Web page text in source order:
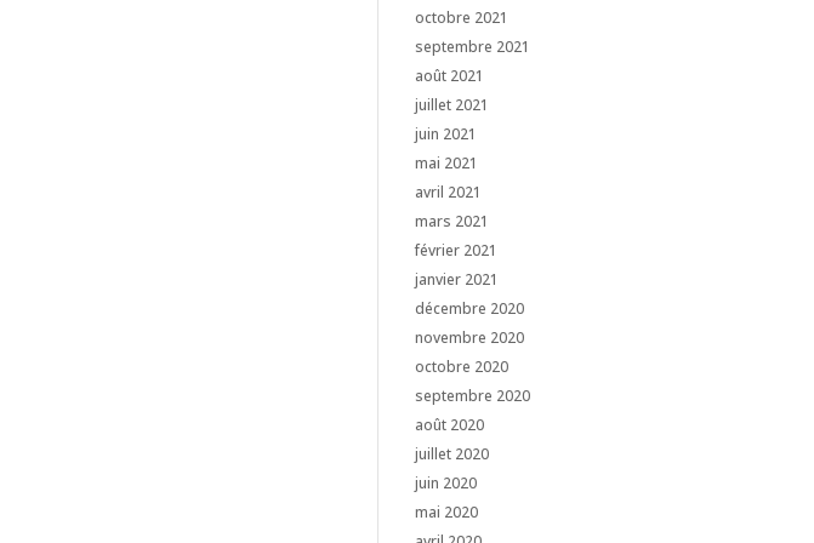
octobre 2021
septembre 2021
août 2021
juillet 2021
juin 2021
mai 2021
avril 2021
mars 2021
février 2021
janvier 2021
décembre 2020
novembre 2020
octobre 2020
septembre 2020
août 2020
juillet 2020
juin 2020
mai 2020